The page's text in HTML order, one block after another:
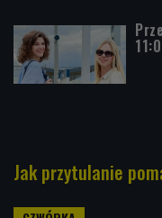
Jak przytulanie